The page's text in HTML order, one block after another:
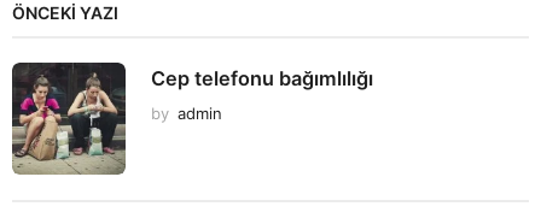
ÖNCEKI YAZI
Cep telefonu bağımlılığı
by admin